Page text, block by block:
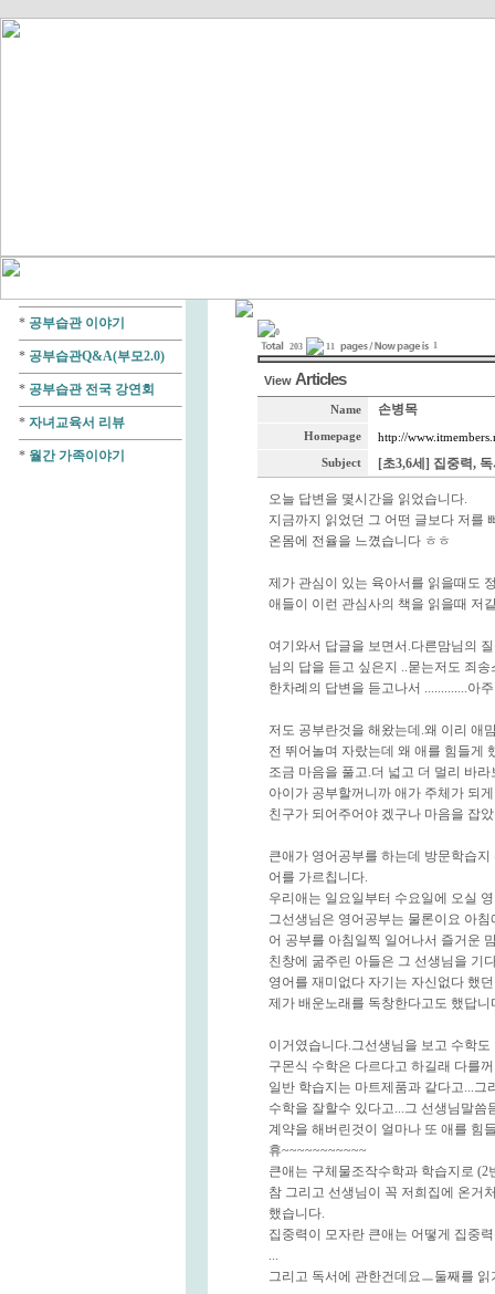
* 공부습관 이야기
* 공부습관Q&A(부모2.0)
* 공부습관 전국 강연회
* 자녀교육서 리뷰
* 월간 가족이야기
0
203
11 1
View Articles
Name 손병목
Homepage http://
Subject [초3,6세] 집중력,
오늘 답변을 몇시간을 읽었습니다.
지금까지 읽었던 그 어떤 글보다 저를
온몸에 전율을 느꼈습니다 ㅎㅎ
제가 관심이 있는 육아서를 읽을때도
애들이 이런 관심사의 책을 읽을때 저
여기와서 답글을 보면서.다른맘님의
님의 답을 듣고 싶은지 ..묻는저도 죄송
한차례의 답변을 듣고나서 .............아
저도 공부란것을 해왔는데.왜 이리 애
전 뛰어놀며 자랐는데 왜 애를 힘들게
조금 마음을 풀고.더 넓고 더 멀리 바
아이가 공부할꺼니까 애가 주체가 되
친구가 되어주어야 겠구나 마음을 잡
큰애가 영어공부를 하는데 방문학습
어를 가르칩니다.
우리애는 일요일부터 수요일에 오실
그선생님은 영어공부는 물론이요 아
어 공부를 아침일찍 일어나서 즐거운
친창에 굶주린 아들은 그 선생님을 기
영어를 재미없다 자기는 자신없다 했
제가 배운노래를 독창한다고도 했답니
이거였습니다.그선생님을 보고 수학
구몬식 수학은 다르다고 하길래 다를
일반 학습지는 마트제품과 같다고...
수학을 잘할수 있다고...그 선생님말씀
계약을 해버린것이 얼마나 또 애를 힘
휴~~~~~~~~~~~
큰애는 구체물조작수학과 학습지로
참 그리고 선생님이 꼭 저희집에 온거
했습니다.
집중력이 모자란 큰애는 어떻게 집중
...
그리고 독서에 관한건데요ㅡ둘째를